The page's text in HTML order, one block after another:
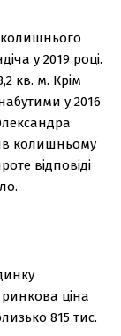
у 2019 році.
кв. м. Крім
у 2016
колишньому
відповіді
ринкова ціна
815 тис.